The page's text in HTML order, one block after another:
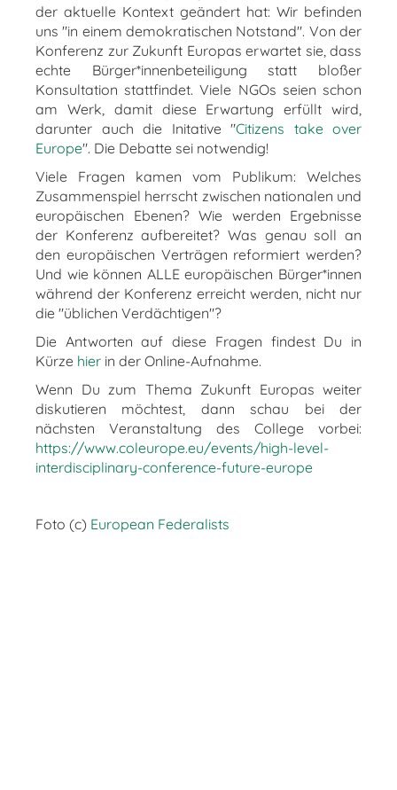
der aktuelle Kontext geändert hat: Wir befinden
uns "in einem demokratischen Notstand". Von der
Konferenz zur Zukunft Europas erwartet sie, dass
echte Bürger*innenbeteiligung statt bloßer
Konsultation stattfindet. Viele NGOs seien schon
am Werk, damit diese Erwartung erfüllt wird,
darunter auch die Initative "Citizens take over
Europe". Die Debatte sei notwendig!
Viele Fragen kamen vom Publikum: Welches
Zusammenspiel herrscht zwischen nationalen und
europäischen Ebenen? Wie werden Ergebnisse
der Konferenz aufbereitet? Was genau soll an
den europäischen Verträgen reformiert werden?
Und wie können ALLE europäischen Bürger*innen
während der Konferenz erreicht werden, nicht nur
die "üblichen Verdächtigen"?
Die Antworten auf diese Fragen findest Du in
Kürze hier in der Online-Aufnahme.
Wenn Du zum Thema Zukunft Europas weiter
diskutieren möchtest, dann schau bei der
nächsten Veranstaltung des College vorbei:
https://www.coleurope.eu/events/high-level-
interdisciplinary-conference-future-europe
Foto (c) European Federalists